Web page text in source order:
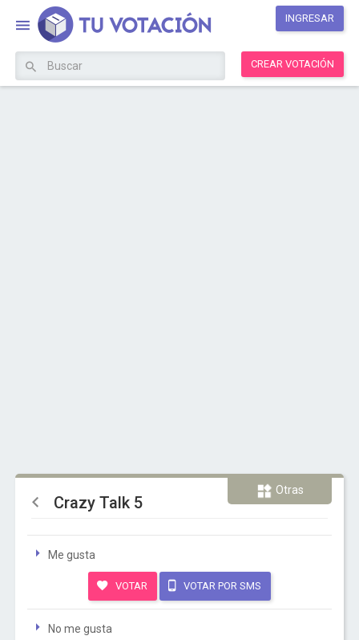
INGRESAR
CREAR VOTACIÓN
Otras
Crazy Talk 5
Me gusta
VOTAR VOTAR POR SMS
No me gusta